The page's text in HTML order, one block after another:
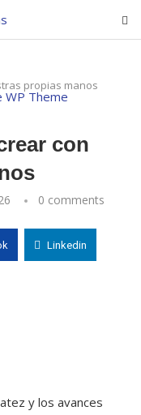
propias manos
con
0 comments
Linkedin
y los avances